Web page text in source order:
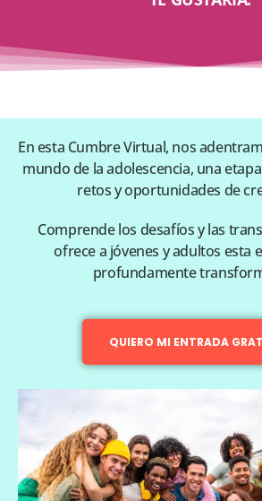
En esta Cumbre Virtual, nos
mundo de la adolescencia, una
retos y oportunidades de
Comprende los desafíos y las
ofrece a jóvenes y adultos esta
profundamente
QUIERO MI ENTRADA